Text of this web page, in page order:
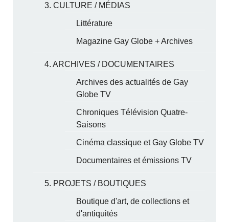
3. CULTURE / MÉDIAS
Littérature
Magazine Gay Globe + Archives
4. ARCHIVES / DOCUMENTAIRES
Archives des actualités de Gay
Globe TV
Chroniques Télévision Quatre-
Saisons
Cinéma classique et Gay Globe TV
Documentaires et émissions TV
5. PROJETS / BOUTIQUES
Boutique d'art, de collections et
d'antiquités